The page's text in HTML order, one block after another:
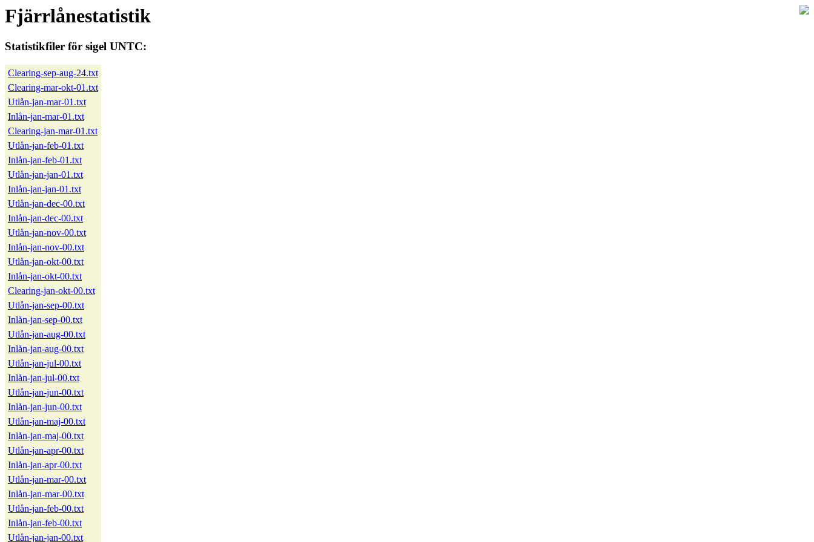
Fjärrlånestatistik
Statistikfiler för sigel UNTC:
Clearing-sep-aug-24.txt
Clearing-mar-okt-01.txt
Utlån-jan-mar-01.txt
Inlån-jan-mar-01.txt
Clearing-jan-mar-01.txt
Utlån-jan-feb-01.txt
Inlån-jan-feb-01.txt
Utlån-jan-jan-01.txt
Inlån-jan-jan-01.txt
Utlån-jan-dec-00.txt
Inlån-jan-dec-00.txt
Utlån-jan-nov-00.txt
Inlån-jan-nov-00.txt
Utlån-jan-okt-00.txt
Inlån-jan-okt-00.txt
Clearing-jan-okt-00.txt
Utlån-jan-sep-00.txt
Inlån-jan-sep-00.txt
Utlån-jan-aug-00.txt
Inlån-jan-aug-00.txt
Utlån-jan-jul-00.txt
Inlån-jan-jul-00.txt
Utlån-jan-jun-00.txt
Inlån-jan-jun-00.txt
Utlån-jan-maj-00.txt
Inlån-jan-maj-00.txt
Utlån-jan-apr-00.txt
Inlån-jan-apr-00.txt
Utlån-jan-mar-00.txt
Inlån-jan-mar-00.txt
Utlån-jan-feb-00.txt
Inlån-jan-feb-00.txt
Utlån-jan-jan-00.txt